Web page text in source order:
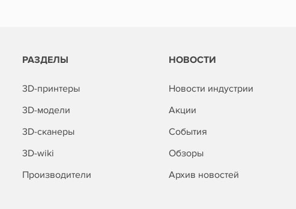
РАЗДЕЛЫ
3D-принтеры
3D-модели
3D-сканеры
3D-wiki
Производители
НОВОСТИ
Новости индустрии
Акции
События
Обзоры
Архив новостей